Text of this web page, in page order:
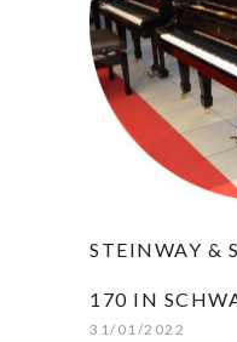
STEINWAY &
170 IN
31/01/2022